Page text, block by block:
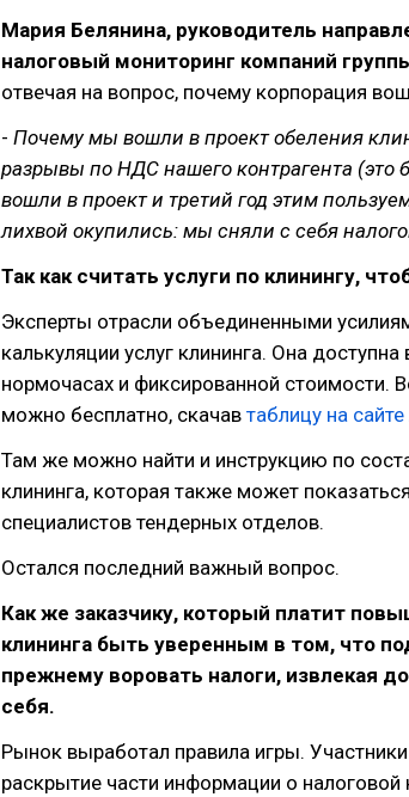
Мария Белянина, руководитель
налоговый мониторинг компаний
отвечая на вопрос, почему корпорация
- Почему мы вошли в проект обеления
разрывы по НДС нашего контрагента
вошли в проект и третий год этим
лихвой окупились: мы сняли с себя
Так как считать услуги по клинингу,
Эксперты отрасли объединенными
калькуляции услуг клининга. Она доступна
нормочасах и фиксированной стоимости.
можно бесплатно, скачав таблицу на
Там же можно найти и инструкцию по
клининга, которая также может
специалистов тендерных отделов.
Остался последний важный вопрос.
Как же заказчику, который платит
клининга быть уверенным в том, что
прежнему воровать налоги, извлекая
себя.
Рынок выработал правила игры.
раскрытие части информации о налоговой